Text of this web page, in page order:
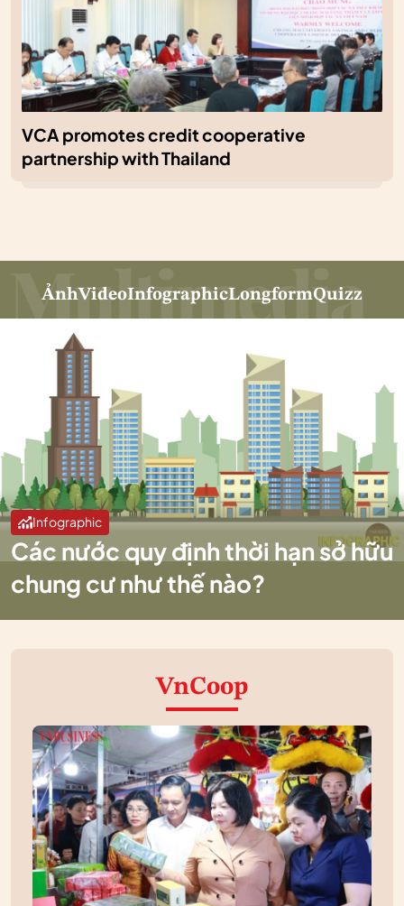
VCA promotes credit cooperative
partnership with Thailand
ẢnhVideoInfographicLongformQuizz
Infographic
Các nước quy định thời hạn sở hữu
chung cư như thế nào?
VnCoop